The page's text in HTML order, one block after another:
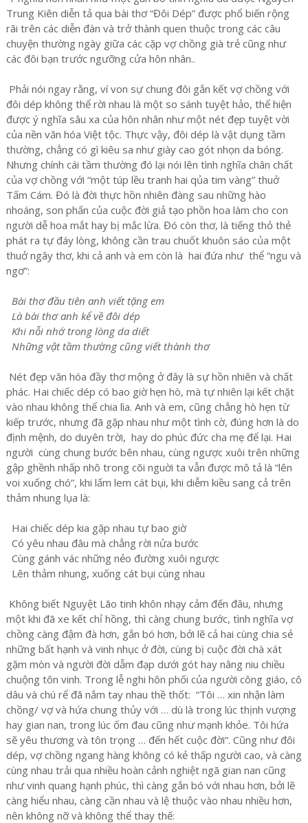
Trung Kiên diễn tả qua bài thơ “Đôi Dép” được phổ biến rộng
rãi trên các diễn đàn và trở thành quen thuộc trong các câu
chuyện thường ngày giữa các cặp vợ chồng già trẻ cũng như
các đôi bạn trước ngưỡng cửa hôn nhân..
Phải nói ngay rằng, ví von sự chung đôi gắn kết vợ chồng với
đôi dép không thể rời nhau là một so sánh tuyệt hảo, thể hiện
được ý nghĩa sâu xa của hôn nhân như một nét đẹp tuyệt vời
của nền văn hóa Việt tộc. Thực vậy, đôi dép là vật dụng tầm
thường, chẳng có gì kiêu sa như giày cao gót nhọn da bóng.
Nhưng chính cái tầm thường đó lại nói lên tình nghĩa chân chất
của vợ chồng với “một túp lều tranh hai qủa tim vàng” thuở
Tấm Cám. Đó là đời thực hồn nhiên đàng sau những hào
nhoáng, son phấn của cuộc đời giả tạo phồn hoa làm cho con
người dễ hoa mắt hay bị mắc lừa. Đó còn thơ, là tiếng thỏ thẻ
phát ra tự đáy lòng, không cần trau chuốt khuôn sáo của một
thuở ngây thơ, khi cả anh và em còn là hai đứa như thể “ngu và
ngơ”:
Bài thơ đầu tiên anh viết tặng em
Là bài thơ anh kể về đôi dép
Khi nỗi nhớ trong lòng da diết
Những vật tầm thường cũng viết thành thơ
Nét đẹp văn hóa đầy thơ mộng ở đây là sự hồn nhiên và chất
phác. Hai chiếc dép có bao giờ hẹn hò, mà tự nhiên lại kết chặt
vào nhau không thể chia lìa. Anh và em, cũng chẳng hò hẹn từ
kiếp trước, nhưng đã gặp nhau như một tình cờ, đúng hơn là do
định mệnh, do duyên trời, hay do phúc đức cha mẹ để lại. Hai
người cùng chung bước bên nhau, cùng ngược xuôi trên những
gập ghềnh nhấp nhô trong cõi nguời ta vẫn được mô tả là “lên
voi xuống chó”, khi lấm lem cát bụi, khi diễm kiều sang cả trên
thảm nhung lụa là:
Hai chiếc dép kia gặp nhau tự bao giờ
Có yêu nhau đâu mà chẳng rời nửa bước
Cùng gánh vác những nẻo đường xuôi ngược
Lên thảm nhung, xuống cát bụi cùng nhau
Không biết Nguyệt Lão tinh khôn nhạy cảm đến đâu, nhưng
một khi đã xe kết chỉ hồng, thì càng chung bước, tình nghĩa vợ
chồng càng đậm đà hơn, gắn bó hơn, bởi lẽ cả hai cùng chia sẻ
những bất hạnh và vinh nhục ở đời, cùng bị cuộc đời chà xát
gặm mòn và người đời dẫm đạp dưới gót hay nâng niu chiều
chuộng tôn vinh. Trong lễ nghi hôn phối của người công giáo, cô
dâu và chú rể đã nắm tay nhau thề thốt: “Tôi … xin nhận làm
chồng/ vợ và hứa chung thủy với … dù là trong lúc thịnh vượng
hay gian nan, trong lúc ốm đau cũng như mạnh khỏe. Tôi hứa
sẽ yêu thương và tôn trọng … đến hết cuộc đời”. Cũng như đôi
dép, vợ chồng ngang hàng không có kẻ thấp người cao, và càng
cùng nhau trải qua nhiều hoàn cảnh nghiệt ngã gian nan cũng
như vinh quang hạnh phúc, thì càng gắn bó với nhau hơn, bởi lẽ
càng hiểu nhau, càng cần nhau và lệ thuộc vào nhau nhiều hơn,
nên không nỡ và không thể thay thế: